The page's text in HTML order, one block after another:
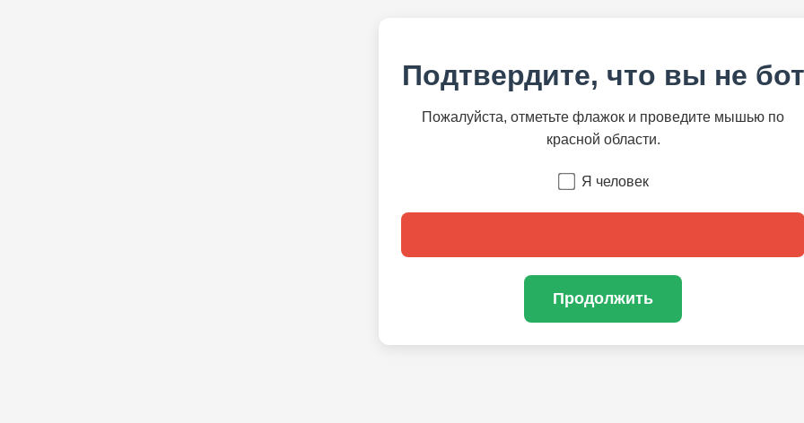
Подтвердите, что вы не бот
Пожалуйста, отметьте флажок и проведите мышью по
красной области.
Я человек
Продолжить